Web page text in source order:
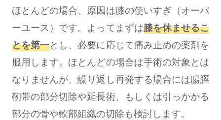
ほとんどの場合、原因は膝の使いすぎ（オーバ
ーユース）です。よってまずは膝を休ませるこ
とを第一とし、必要に応じて痛み止めの薬剤を
服用します。ほとんどの場合は手術の対象とは
なりませんが、繰り返し再発する場合には腸脛
靭帯の部分切除や延長術、もしくは引っかかる
部分の骨や軟部組織の切除も検討します。